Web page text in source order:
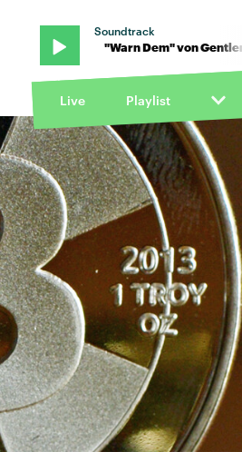
Soundtrack
"Warn Dem" von Gentleman feat.
Live Playlist